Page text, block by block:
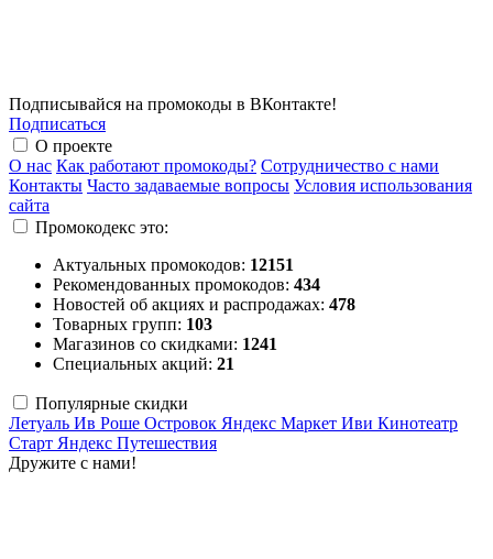
Подписывайся на промокоды в ВКонтакте!
Подписаться
О проекте
О нас Как работают промокоды? Сотрудничество с нами
Контакты Часто задаваемые вопросы Условия использования
сайта
Промокодекс это:
Актуальных промокодов: 12151
Рекомендованных промокодов: 434
Новостей об акциях и распродажах: 478
Товарных групп: 103
Магазинов со скидками: 1241
Специальных акций: 21
Популярные скидки
Летуаль Ив Роше Островок Яндекс Маркет Иви Кинотеатр
Старт Яндекс Путешествия
Дружите с нами!